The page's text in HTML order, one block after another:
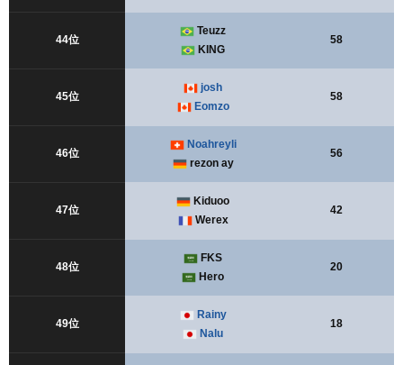
44位
Teuzz
KING
58
45位
josh
Eomzo
58
46位
Noahreyli
rezon ay
56
47位
Kiduoo
Werex
42
48位
FKS
Hero
20
49位
Rainy
Nalu
18